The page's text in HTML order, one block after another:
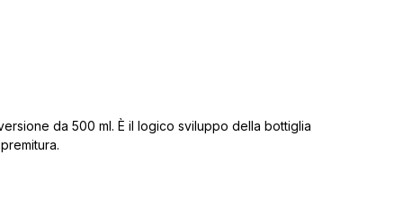
da 500 ml. È il logico sviluppo della bottiglia